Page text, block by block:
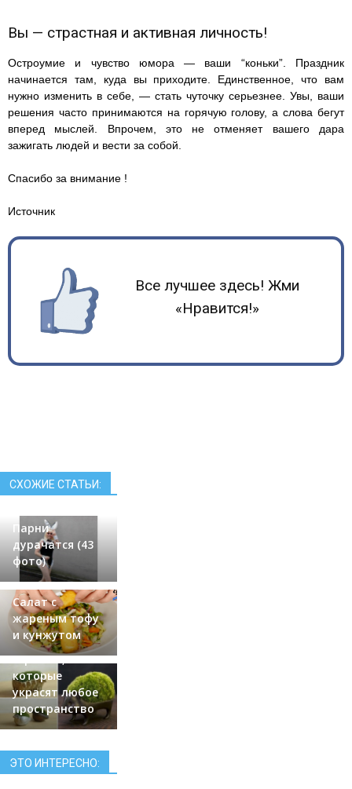
Вы — страстная и активная личность!
Остроумие и чувство юмора — ваши “коньки”. Праздник
начинается там, куда вы приходите. Единственное, что вам
нужно изменить в себе, — стать чуточку серьезнее. Увы, ваши
решения часто принимаются на горячую голову, а слова бегут
вперед мыслей. Впрочем, это не отменяет вашего дара
зажигать людей и вести за собой.
Спасибо за внимание !
Источник
Все лучшее здесь! Жми
«Нравится!»
СХОЖИЕ СТАТЬИ:
Парни
дурачатся (43
фото)
Салат с
жареным тофу
и кунжутом
20 цветочных
горшков,
которые
украсят любое
пространство
ЭТО ИНТЕРЕСНО: